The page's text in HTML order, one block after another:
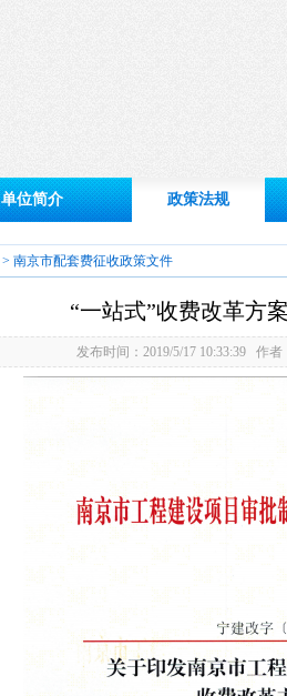
单位简介 政策法规
> 南京市配套费征收政策文件
“一站式”收费改革方
发布时间：2019/5/17 10:33:39 作